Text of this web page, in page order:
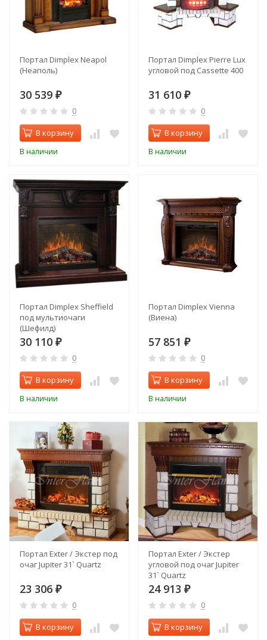
Портал Dimplex Neapol
(Неаполь)
30 539 ₽
0
В корзину
В наличии
Портал Dimplex Pierre Lux
угловой под Cassette 400
31 610 ₽
0
В корзину
В наличии
Портал Dimplex Sheffield
под мультиочаги
(Шефилд)
30 110 ₽
0
В корзину
В наличии
Портал Dimplex Vienna
(Виена)
57 851 ₽
0
В корзину
В наличии
Портал Exter / Экстер под
очаг Jupiter 31` Quartz
23 306 ₽
0
В корзину
Портал Exter / Экстер
угловой под очаг Jupiter
31` Quartz
24 913 ₽
0
В корзину